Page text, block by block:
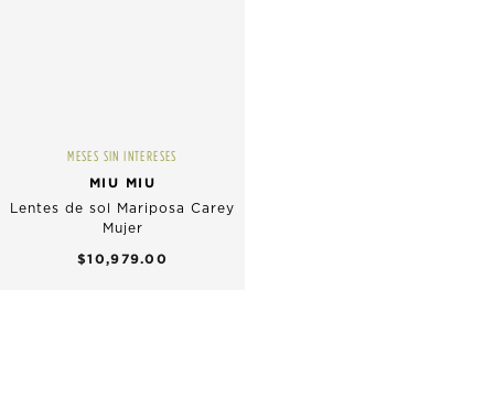
MESES SIN INTERESES
MIU MIU
Lentes de sol Mariposa Carey
Mujer
$10,979.00